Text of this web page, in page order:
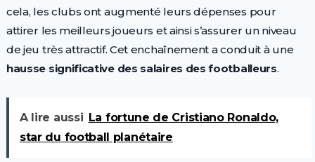
cela, les clubs ont augmenté leurs dépenses pour
attirer les meilleurs joueurs et ainsi s’assurer un niveau
de jeu très attractif. Cet enchaînement a conduit à une
hausse significative des salaires des footballeurs.
A lire aussi La fortune de Cristiano Ronaldo,
star du football planétaire